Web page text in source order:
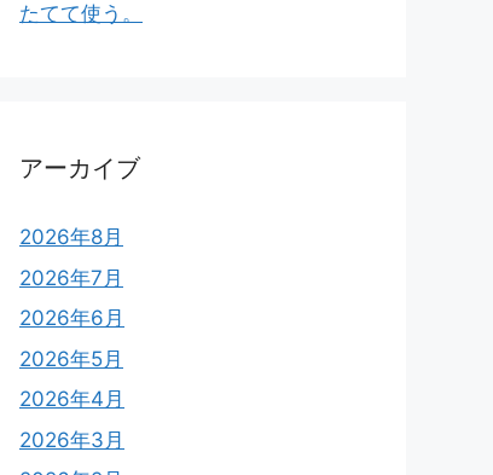
たてて使う。
アーカイブ
2026年8月
2026年7月
2026年6月
2026年5月
2026年4月
2026年3月